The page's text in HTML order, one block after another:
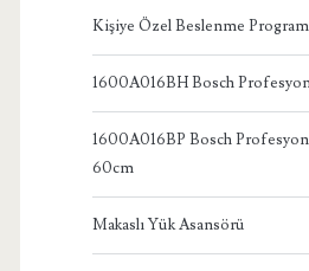
Kişiye Özel Beslenme
1600A016BH Bosch
1600A016BP Bosch
60cm
Makaslı Yük Asansörü